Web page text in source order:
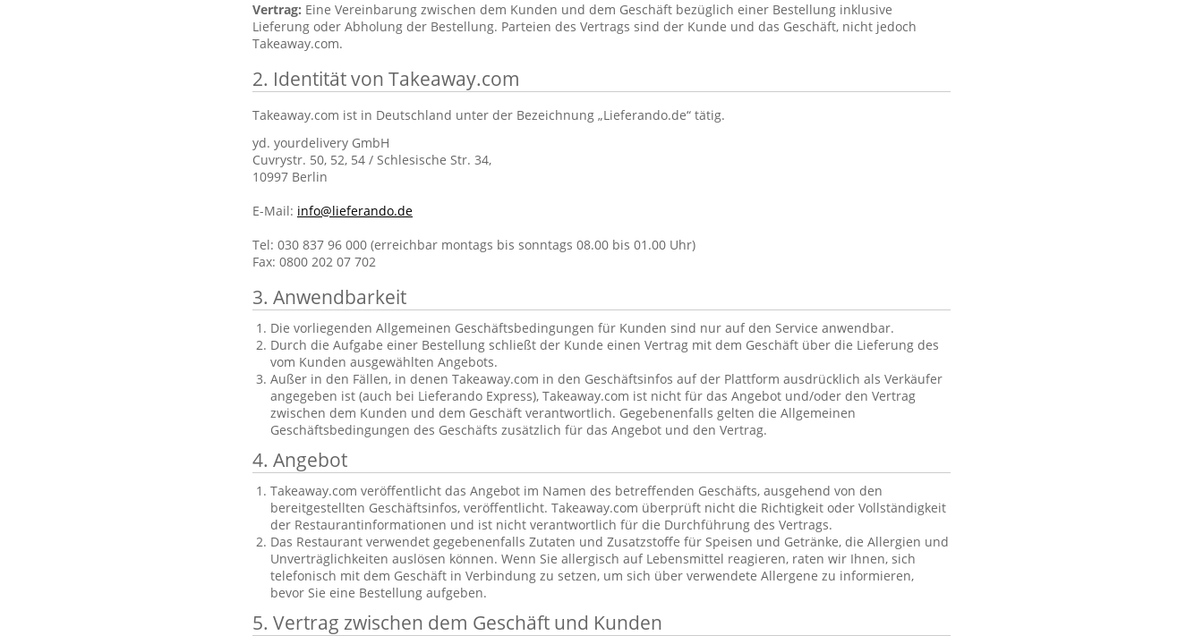
Vertrag: Eine Vereinbarung zwischen dem Kunden und dem Geschäft bezüglich einer Bestellung inklusive
Lieferung oder Abholung der Bestellung. Parteien des Vertrags sind der Kunde und das Geschäft, nicht jedoch
Takeaway.com.
2. Identität von Takeaway.com
Takeaway.com ist in Deutschland unter der Bezeichnung „Lieferando.de“ tätig.
yd. yourdelivery GmbH
Cuvrystr. 50, 52, 54 / Schlesische Str. 34,
10997 Berlin
E-Mail: info@lieferando.de
Tel: 030 837 96 000 (erreichbar montags bis sonntags 08.00 bis 01.00 Uhr)
Fax: 0800 202 07 702
3. Anwendbarkeit
Die vorliegenden Allgemeinen Geschäftsbedingungen für Kunden sind nur auf den Service anwendbar.
Durch die Aufgabe einer Bestellung schließt der Kunde einen Vertrag mit dem Geschäft über die Lieferung des
vom Kunden ausgewählten Angebots.
Außer in den Fällen, in denen Takeaway.com in den Geschäftsinfos auf der Plattform ausdrücklich als Verkäufer
angegeben ist (auch bei Lieferando Express), Takeaway.com ist nicht für das Angebot und/oder den Vertrag
zwischen dem Kunden und dem Geschäft verantwortlich. Gegebenenfalls gelten die Allgemeinen
Geschäftsbedingungen des Geschäfts zusätzlich für das Angebot und den Vertrag.
4. Angebot
Takeaway.com veröffentlicht das Angebot im Namen des betreffenden Geschäfts, ausgehend von den
bereitgestellten Geschäftsinfos, veröffentlicht. Takeaway.com überprüft nicht die Richtigkeit oder Vollständigkeit
der Restaurantinformationen und ist nicht verantwortlich für die Durchführung des Vertrags.
Das Restaurant verwendet gegebenenfalls Zutaten und Zusatzstoffe für Speisen und Getränke, die Allergien und
Unverträglichkeiten auslösen können. Wenn Sie allergisch auf Lebensmittel reagieren, raten wir Ihnen, sich
telefonisch mit dem Geschäft in Verbindung zu setzen, um sich über verwendete Allergene zu informieren,
bevor Sie eine Bestellung aufgeben.
5. Vertrag zwischen dem Geschäft und Kunden